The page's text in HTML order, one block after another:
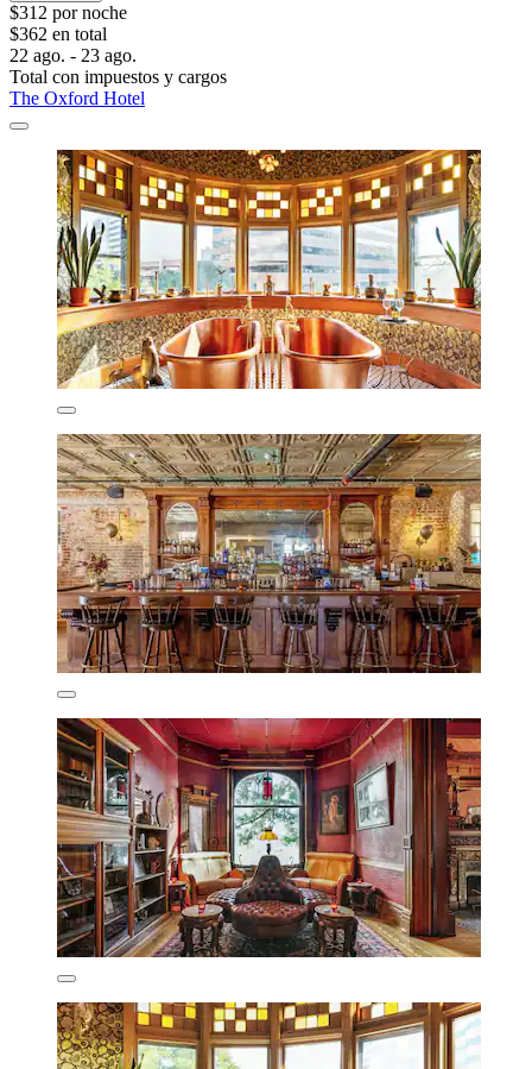
$312 por noche
$362 en total
22 ago. - 23 ago.
Total con impuestos y cargos
The Oxford Hotel